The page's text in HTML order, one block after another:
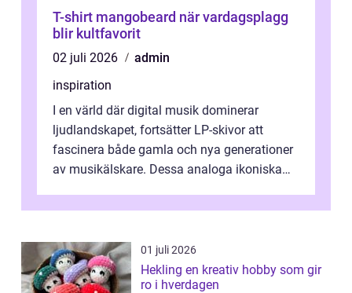
T-shirt mangobeard när vardagsplagg
blir kultfavorit
02 juli 2026
admin
inspiration
I en värld där digital musik dominerar
ljudlandskapet, fortsätter LP-skivor att
fascinera både gamla och nya generationer
av musikälskare. Dessa analoga ikoniska
01 juli 2026
Hekling en kreativ hobby som gir
ro i hverdagen